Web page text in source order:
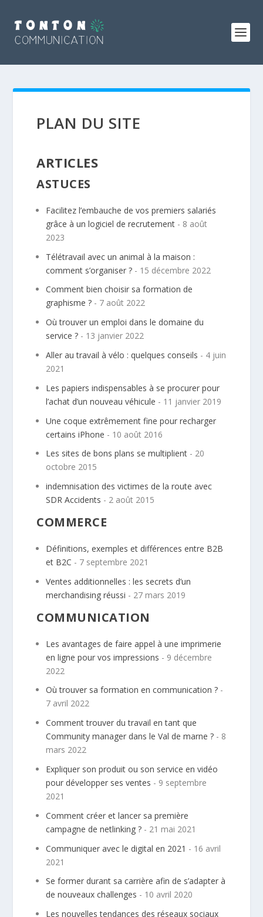
PLAN DU SITE
ARTICLES
ASTUCES
Facilitez l’embauche de vos premiers salariés
grâce à un logiciel de recrutement - 8 août
2023
Télétravail avec un animal à la maison :
comment s’organiser ? - 15 décembre 2022
Comment bien choisir sa formation de
graphisme ? - 7 août 2022
Où trouver un emploi dans le domaine du
service ? - 13 janvier 2022
Aller au travail à vélo : quelques conseils - 4 juin
2021
Les papiers indispensables à se procurer pour
l’achat d’un nouveau véhicule - 11 janvier 2019
Une coque extrêmement fine pour recharger
certains iPhone - 10 août 2016
Les sites de bons plans se multiplient - 20
octobre 2015
indemnisation des victimes de la route avec
SDR Accidents - 2 août 2015
COMMERCE
Définitions, exemples et différences entre B2B
et B2C - 7 septembre 2021
Ventes additionnelles : les secrets d’un
merchandising réussi - 27 mars 2019
COMMUNICATION
Les avantages de faire appel à une imprimerie
en ligne pour vos impressions - 9 décembre
2022
Où trouver sa formation en communication ? -
7 avril 2022
Comment trouver du travail en tant que
Community manager dans le Val de marne ? - 8
mars 2022
Expliquer son produit ou son service en vidéo
pour développer ses ventes - 9 septembre
2021
Comment créer et lancer sa première
campagne de netlinking ? - 21 mai 2021
Communiquer avec le digital en 2021 - 16 avril
2021
Se former durant sa carrière afin de s’adapter à
de nouveaux challenges - 10 avril 2020
Les nouvelles tendances des réseaux sociaux